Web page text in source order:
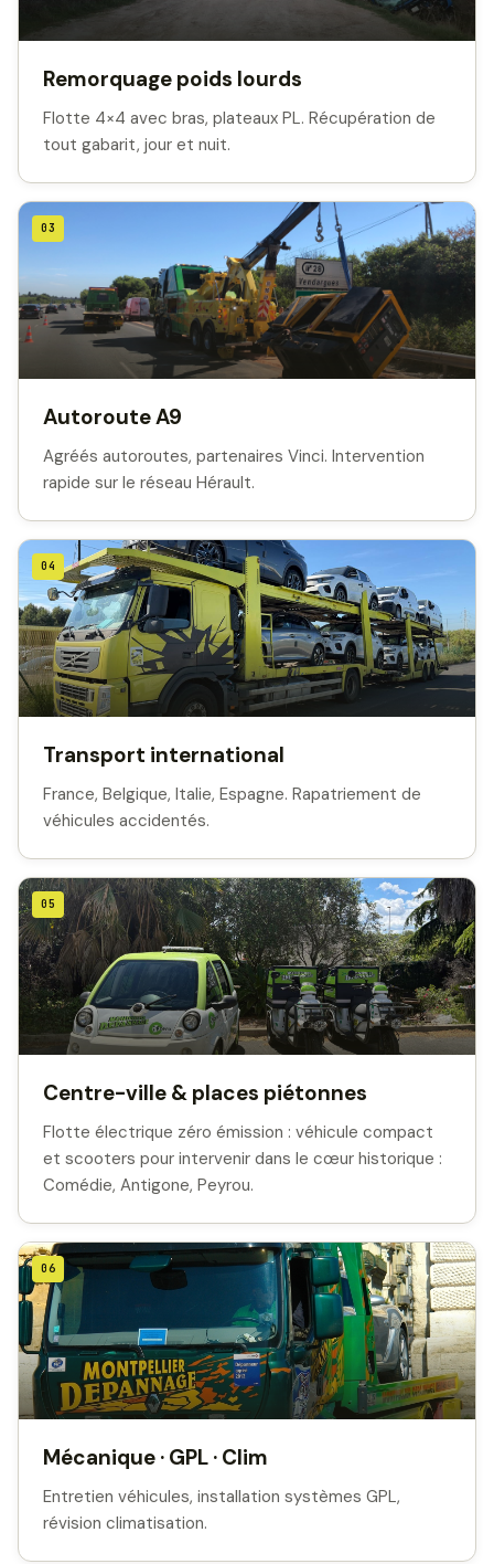
Remorquage poids lourds
Flotte 4×4 avec bras, plateaux PL. Récupération de
tout gabarit, jour et nuit.
03
Autoroute A9
Agréés autoroutes, partenaires Vinci. Intervention
rapide sur le réseau Hérault.
04
Transport international
France, Belgique, Italie, Espagne. Rapatriement de
véhicules accidentés.
05
Centre-ville & places piétonnes
Flotte électrique zéro émission : véhicule compact
et scooters pour intervenir dans le cœur historique :
Comédie, Antigone, Peyrou.
06
Mécanique · GPL · Clim
Entretien véhicules, installation systèmes GPL,
révision climatisation.